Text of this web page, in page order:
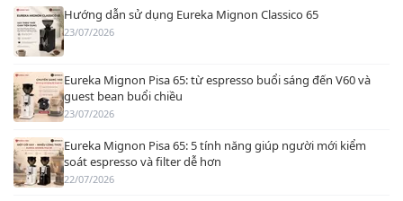
Hướng dẫn sử dụng Eureka Mignon Classico 65
23/07/2026
Eureka Mignon Pisa 65: từ espresso buổi sáng đến V60 và
guest bean buổi chiều
23/07/2026
Eureka Mignon Pisa 65: 5 tính năng giúp người mới kiểm
soát espresso và filter dễ hơn
22/07/2026